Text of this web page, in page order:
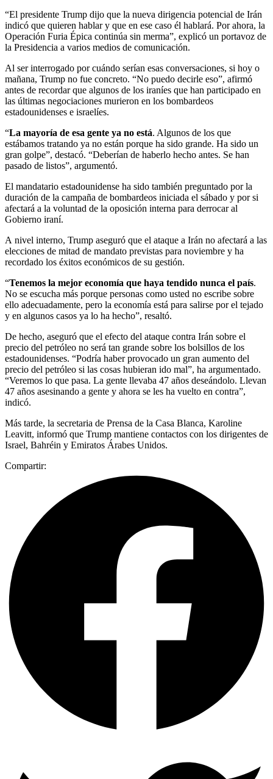
“El presidente Trump dijo que la nueva dirigencia potencial de Irán
indicó que quieren hablar y que en ese caso él hablará. Por ahora, la
Operación Furia Épica continúa sin merma”, explicó un portavoz de
la Presidencia a varios medios de comunicación.
Al ser interrogado por cuándo serían esas conversaciones, si hoy o
mañana, Trump no fue concreto. “No puedo decirle eso”, afirmó
antes de recordar que algunos de los iraníes que han participado en
las últimas negociaciones murieron en los bombardeos
estadounidenses e israelíes.
“La mayoría de esa gente ya no está. Algunos de los que
estábamos tratando ya no están porque ha sido grande. Ha sido un
gran golpe”, destacó. “Deberían de haberlo hecho antes. Se han
pasado de listos”, argumentó.
El mandatario estadounidense ha sido también preguntado por la
duración de la campaña de bombardeos iniciada el sábado y por si
afectará a la voluntad de la oposición interna para derrocar al
Gobierno iraní.
A nivel interno, Trump aseguró que el ataque a Irán no afectará a las
elecciones de mitad de mandato previstas para noviembre y ha
recordado los éxitos económicos de su gestión.
“Tenemos la mejor economía que haya tendido nunca el país.
No se escucha más porque personas como usted no escribe sobre
ello adecuadamente, pero la economía está para salirse por el tejado
y en algunos casos ya lo ha hecho”, resaltó.
De hecho, aseguró que el efecto del ataque contra Irán sobre el
precio del petróleo no será tan grande sobre los bolsillos de los
estadounidenses. “Podría haber provocado un gran aumento del
precio del petróleo si las cosas hubieran ido mal”, ha argumentado.
“Veremos lo que pasa. La gente llevaba 47 años deseándolo. Llevan
47 años asesinando a gente y ahora se les ha vuelto en contra”,
indicó.
Más tarde, la secretaria de Prensa de la Casa Blanca, Karoline
Leavitt, informó que Trump mantiene contactos con los dirigentes de
Israel, Bahréin y Emiratos Árabes Unidos.
Compartir: